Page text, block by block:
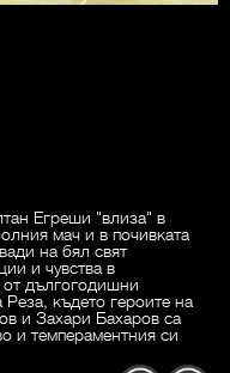
Егреши "влиза" в
мач и в почивката
на бял свят
и чувства в
дългогодишни
където героите на
и Захари Бахаров са
и темпераментния си